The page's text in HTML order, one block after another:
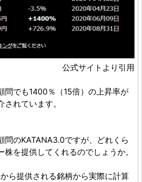
公式サイトより引用
問でも1400％（15倍）の上昇率が
れています。
問のKATANA3.0ですが、どれくら
を提供してくれるのでしょうか。
ら提供される銘柄から実際に計算